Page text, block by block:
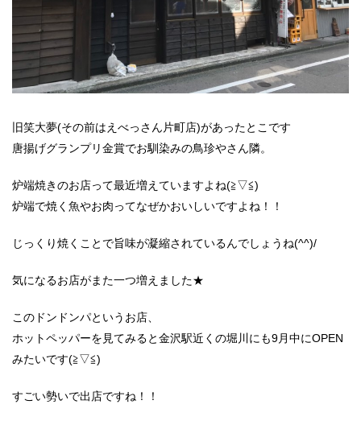
旧笑大夢(その前はえべっさん片町店)があったとこです
唐揚げグランプリ金賞でお馴染みの鳥珍やさん隣。
炉端焼きのお店って最近増えていますよね(≧▽≦)
炉端で焼く魚やお肉ってなぜかおいしいですよね！！
じっくり焼くことで旨味が凝縮されているんでしょうね(^^)/
気になるお店がまた一つ増えました★
このドンドンパというお店、
ホットペッパーを見てみると金沢駅近くの堀川にも9月中にOPEN
みたいです(≧▽≦)
すごい勢いで出店ですね！！